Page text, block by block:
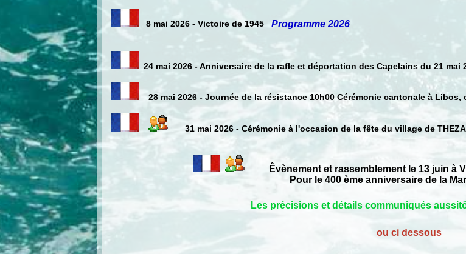
8 mai 2026 - Victoire de 1945 Programme 2026
24 mai 2026 - Anniversaire de la rafle et déportation des Capelains du 21 mai
28 mai 2026 - Journée de la résistance 10h00 Cérémonie cantonale à Libos,
31 mai 2026 - Cérémonie à l'occasion de la fête du village de
Êvènement et rassemblement le 13 juin à
Pour le 400 ème anniversaire de la
Les précisions et détails communiqués
ou ci dessous